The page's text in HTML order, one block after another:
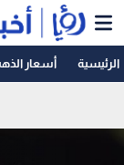
الرئيسية أسعار